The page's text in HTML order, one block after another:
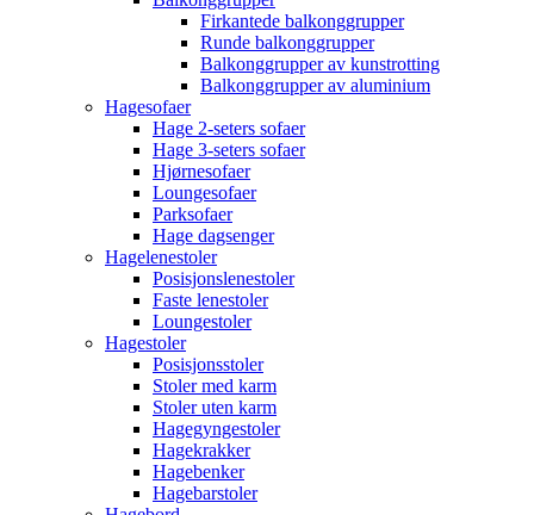
Firkantede balkonggrupper
Runde balkonggrupper
Balkonggrupper av kunstrotting
Balkonggrupper av aluminium
Hagesofaer
Hage 2-seters sofaer
Hage 3-seters sofaer
Hjørnesofaer
Loungesofaer
Parksofaer
Hage dagsenger
Hagelenestoler
Posisjonslenestoler
Faste lenestoler
Loungestoler
Hagestoler
Posisjonsstoler
Stoler med karm
Stoler uten karm
Hagegyngestoler
Hagekrakker
Hagebenker
Hagebarstoler